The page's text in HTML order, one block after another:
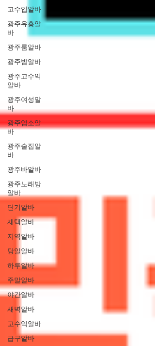
고수입알바
광주유흥알
바
광주룸알바
광주밤알바
광주고수익
알바
광주여성알
바
광주업소알
바
광주술집알
바
광주바알바
광주노래방
알바
단기알바
재택알바
지역알바
당일알바
하루알바
주말알바
야간알바
새벽알바
고수익알바
급구알바